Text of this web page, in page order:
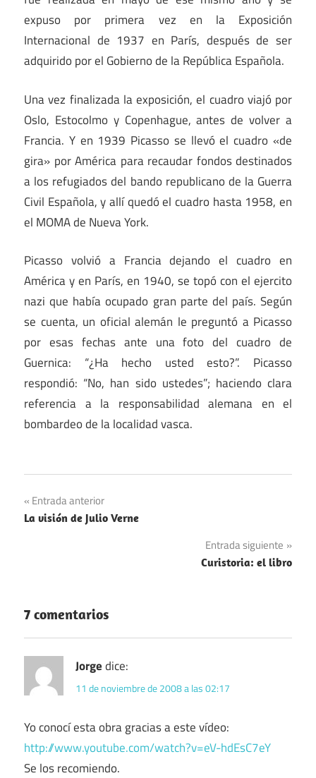
expuso por primera vez en la Exposición
Internacional de 1937 en París, después de ser
adquirido por el Gobierno de la República Española.
Una vez finalizada la exposición, el cuadro viajó por
Oslo, Estocolmo y Copenhague, antes de volver a
Francia. Y en 1939 Picasso se llevó el cuadro «de
gira» por América para recaudar fondos destinados
a los refugiados del bando republicano de la Guerra
Civil Española, y allí quedó el cuadro hasta 1958, en
el MOMA de Nueva York.
Picasso volvió a Francia dejando el cuadro en
América y en París, en 1940, se topó con el ejercito
nazi que había ocupado gran parte del país. Según
se cuenta, un oficial alemán le preguntó a Picasso
por esas fechas ante una foto del cuadro de
Guernica: “¿Ha hecho usted esto?”. Picasso
respondió: “No, han sido ustedes”; haciendo clara
referencia a la responsabilidad alemana en el
bombardeo de la localidad vasca.
Navegación
de
Entrada anterior
La visión de Julio Verne
Entrada siguiente
Curistoria: el libro
7 comentarios
Jorgedice:
11 de noviembre de 2008 a las 02:17
Yo conocí esta obra gracias a este vídeo:
http://www.youtube.com/watch?v=eV-hdEsC7eY
Se los recomiendo.